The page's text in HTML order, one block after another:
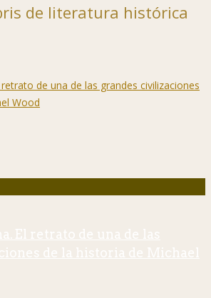
de literatura histórica
El retrato de una de las
de la historia de Michael